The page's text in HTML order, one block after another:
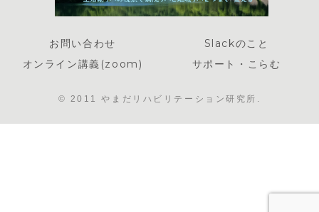
お問い合わせ
Slackのこと
オンライン講義(zoom)
サポート・こらむ
© 2011 やまだリハビリテーション研究所.